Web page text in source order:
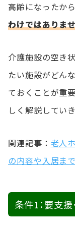
高齢になったか
わけではありま
介護施設の空き
たい施設がどん
ておくことが重
しく解説していき
関連記事： 老人
の内容や入居ま
条件1：要支